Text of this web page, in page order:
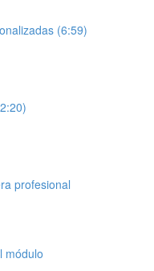
(6:59)
profesional
módulo